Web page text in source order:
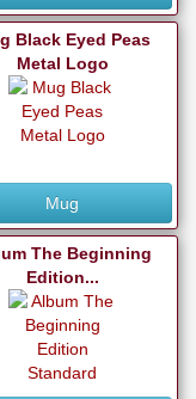
Black Eyed Peas
Metal Logo
Mug
The Beginning
Edition...